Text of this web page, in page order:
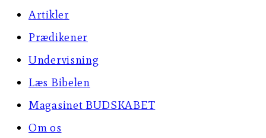
Artikler
Prædikener
Undervisning
Læs Bibelen
Magasinet BUDSKABET
Om os